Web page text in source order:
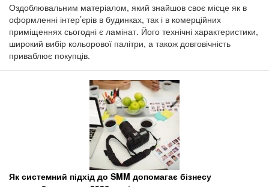
Оздоблювальним матеріалом, який знайшов своє місце як в
оформленні інтер’єрів в будинках, так і в комерційних
приміщеннях сьогодні є ламінат. Його технічні характеристики,
широкий вибір кольорової палітри, а також довговічність
приваблює покупців.
Як системний підхід до SMM допомагає бізнесу